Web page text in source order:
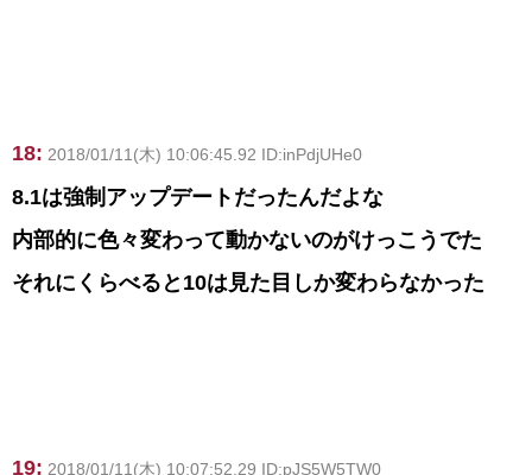
18: 2018/01/11(木) 10:06:45.92 ID:inPdjUHe0
8.1は強制アップデートだったんだよな
内部的に色々変わって動かないのがけっこうでた
それにくらべると10は見た目しか変わらなかった
19: 2018/01/11(木) 10:07:52.29 ID:pJS5W5TW0